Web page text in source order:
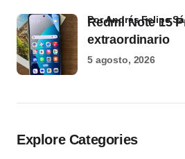
Redmi Note 15
extraordinario
por Andrés Felipe
5 agosto, 2026
Explore Categories